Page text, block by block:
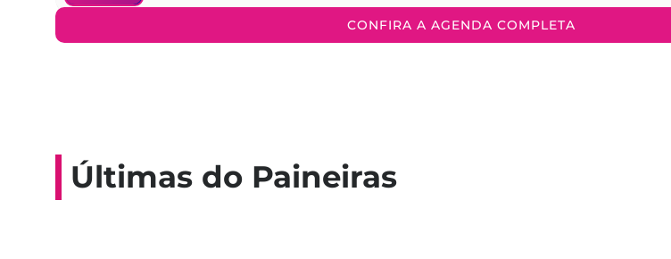
CONFIRA A AGENDA COMPLETA
Últimas do Paineiras